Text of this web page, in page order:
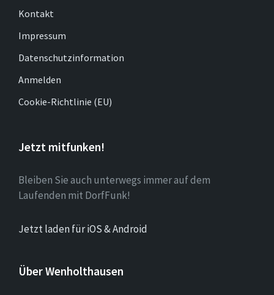
Kontakt
Impressum
Datenschutzinformation
Anmelden
Cookie-Richtlinie (EU)
Jetzt mitfunken!
Bleiben Sie auch unterwegs immer auf dem
Laufenden mit DorfFunk!
Jetzt laden für iOS & Android
Über Wenholthausen